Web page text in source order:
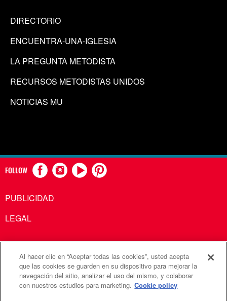
DIRECTORIO
ENCUENTRA-UNA-IGLESIA
LA PREGUNTA METODISTA
RECURSOS METODISTAS UNIDOS
NOTICIAS MU
FOLLOW
PUBLICIDAD
LEGAL
Comunicaciones Metodistas Unidas es una agencia de la
Iglesia Metodista Unida
©2026Comunicaciones Metodistas Unidas. Reservados
Al hacer clic en “Aceptar todas las cookies”, usted acepta
que las cookies se guarden en su dispositivo para mejorar la
navegación del sitio, analizar el uso del mismo, y colaborar
con nuestros estudios para marketing. Cookie policy